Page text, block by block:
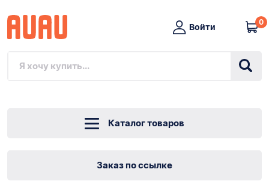
Войти
0
Каталог товаров
Заказ по ссылке